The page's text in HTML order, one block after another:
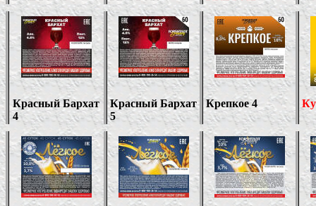
Красный Бархат
4
Красный Бархат
5
Крепкое 4